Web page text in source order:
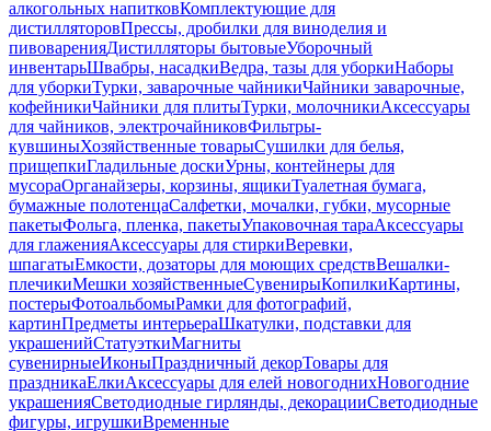
алкогольных напитковКомплектующие для
дистилляторовПрессы, дробилки для виноделия и
пивоваренияДистилляторы бытовыеУборочный
инвентарьШвабры, насадкиВедра, тазы для уборкиНаборы
для уборкиТурки, заварочные чайникиЧайники заварочные,
кофейникиЧайники для плитыТурки, молочникиАксессуары
для чайников, электрочайниковФильтры-
кувшиныХозяйственные товарыСушилки для белья,
прищепкиГладильные доскиУрны, контейнеры для
мусораОрганайзеры, корзины, ящикиТуалетная бумага,
бумажные полотенцаСалфетки, мочалки, губки, мусорные
пакетыФольга, пленка, пакетыУпаковочная тараАксессуары
для глаженияАксессуары для стиркиВеревки,
шпагатыЕмкости, дозаторы для моющих средствВешалки-
плечикиМешки хозяйственныеСувенирыКопилкиКартины,
постерыФотоальбомыРамки для фотографий,
картинПредметы интерьераШкатулки, подставки для
украшенийСтатуэткиМагниты
сувенирныеИконыПраздничный декорТовары для
праздникаЕлкиАксессуары для елей новогоднихНовогодние
украшенияСветодиодные гирлянды, декорацииСветодиодные
фигуры, игрушкиВременные